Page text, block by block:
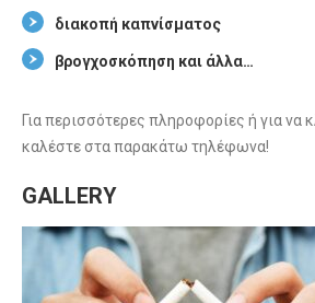
διακοπή καπνίσματος
βρογχοσκόπηση και άλλα…
Για περισσότερες πληροφορίες ή για να
καλέστε στα παρακάτω τηλέφωνα!
GALLERY